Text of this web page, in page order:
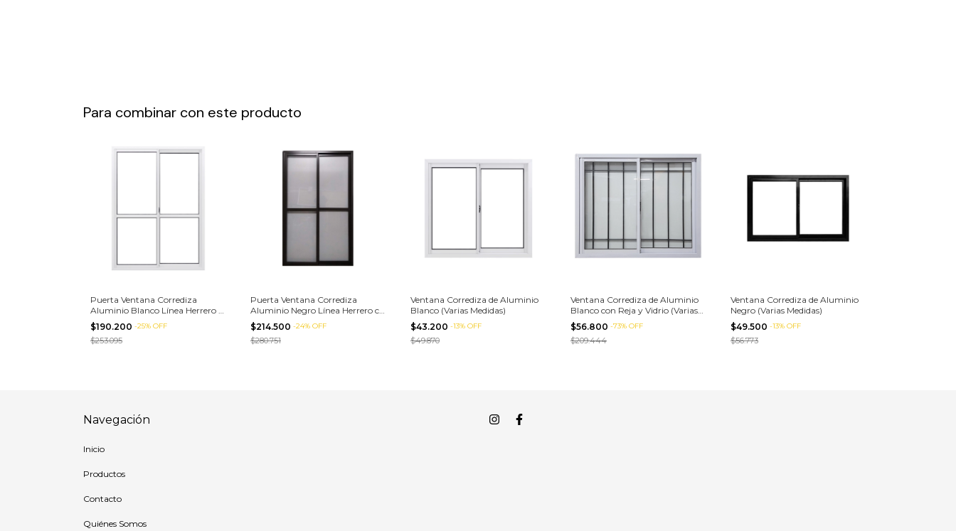
Para combinar con este producto
Puerta Ventana Corrediza
Aluminio Blanco Línea Herrero c/
Vidrio (Varias Medidas)
$190.200 -25% OFF
$253.095
Puerta Ventana Corrediza
Aluminio Negro Línea Herrero c/
Vidrio (Varias Medidas)
$214.500 -24% OFF
$280.751
Ventana Corrediza de Aluminio
Blanco (Varias Medidas)
$43.200 -13% OFF
$49.870
Ventana Corrediza de Aluminio
Blanco con Reja y Vidrio (Varias
Medidas)
$56.800 -73% OFF
$209.444
Ventana Corrediza de Aluminio
Negro (Varias Medidas)
$49.500 -13% OFF
$56.773
Navegación
Inicio
Productos
Contacto
Quiénes Somos